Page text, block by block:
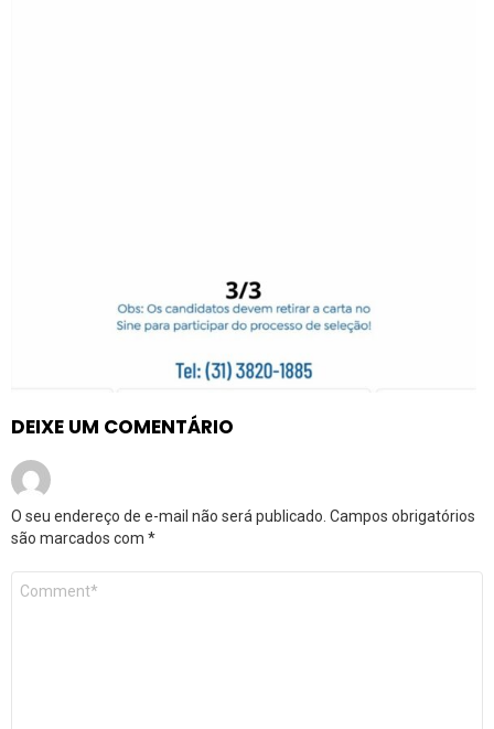
DEIXE UM COMENTÁRIO
O seu endereço de e-mail não será publicado. Campos obrigatórios
são marcados com *
Comentário